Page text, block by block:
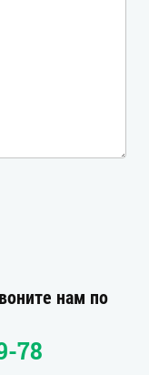
нам по
78